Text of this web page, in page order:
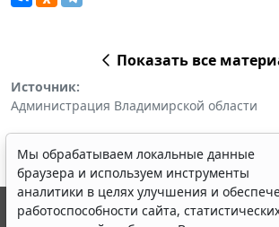
Показать все
Источник:
Администрация Владимирской области
Мы обрабатываем локальные данные
браузера и используем инструменты
аналитики в целях улучшения и
работоспособности сайта,